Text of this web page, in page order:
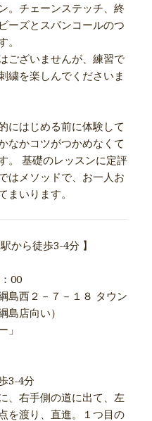
。チェーンステッチ、終
ーズとスパンコールのつ
ございませんが、練習で
繍を楽しんでくださいま
にはじめる前に体験して
なかコツがつかめなくて
。 基礎のレッスンに定評
はメソッドで、お一人お
まいります。
から徒歩3-4分 】
00
島西２－７－１８ タウン
島店向い）
」
3-4分
、右手側の道に出て、左
を渡り、直進。１つ目の